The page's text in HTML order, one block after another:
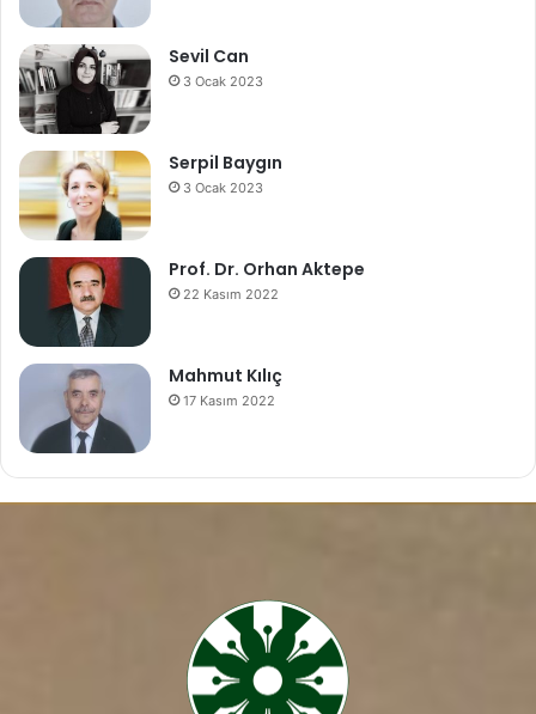
Sevil Can
3 Ocak 2023
Serpil Baygın
3 Ocak 2023
Prof. Dr. Orhan Aktepe
22 Kasım 2022
Mahmut Kılıç
17 Kasım 2022